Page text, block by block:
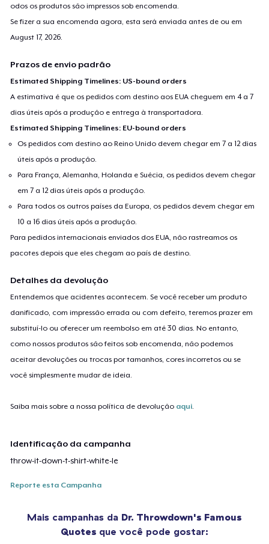
odos os produtos são impressos sob encomenda.
Se fizer a sua encomenda agora, esta será enviada antes de ou em
August 17, 2026.
Prazos de envio padrão
Estimated Shipping Timelines: US-bound orders
A estimativa é que os pedidos com destino aos EUA cheguem em 4 a 7
dias úteis após a produção e entrega à transportadora.
Estimated Shipping Timelines: EU-bound orders
Os pedidos com destino ao Reino Unido devem chegar em 7 a 12 dias
úteis após a produção.
Para França, Alemanha, Holanda e Suécia, os pedidos devem chegar
em 7 a 12 dias úteis após a produção.
Para todos os outros países da Europa, os pedidos devem chegar em
10 a 16 dias úteis após a produção.
Para pedidos internacionais enviados dos EUA, não rastreamos os
pacotes depois que eles chegam ao país de destino.
Detalhes da devolução
Entendemos que acidentes acontecem. Se você receber um produto
danificado, com impressão errada ou com defeito, teremos prazer em
substituí-lo ou oferecer um reembolso em até 30 dias. No entanto,
como nossos produtos são feitos sob encomenda, não podemos
aceitar devoluções ou trocas por tamanhos, cores incorretos ou se
você simplesmente mudar de ideia.
Saiba mais sobre a nossa política de devolução aqui.
Identificação da campanha
throw-it-down-t-shirt-white-le
Reporte esta Campanha
Mais campanhas da Dr. Throwdown's Famous
Quotes que você pode gostar: